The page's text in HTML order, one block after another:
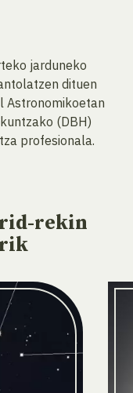
jarduneko
dituen
Astronomikoetan
(DBH)
profesionala.
rekin